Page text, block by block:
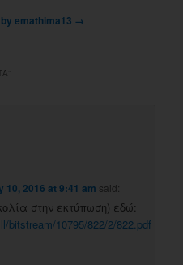
emathima13 →
”
10, 2016 at 9:41 am said:
στην εκτύπωση) εδώ:
bitstream/10795/822/2/822.pdf